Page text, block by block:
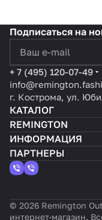
Подписаться на
+ 7 (495) 120-07-49
г. Кострома, ул.
КАТАЛОГ
REMINGTON
ИНФОРМАЦИЯ
ПАРТНЕРЫ
© 2026 Remington
интернет-магазин.